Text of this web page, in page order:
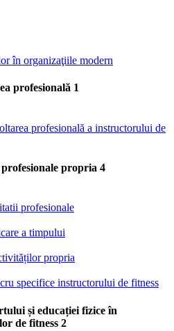
în organizaţiile modern
profesională 1
profesională a instructorului de
propria 4
profesionale
a timpului
propria
specifice instructorului de fitness
și educației fizice în
de fitness 2